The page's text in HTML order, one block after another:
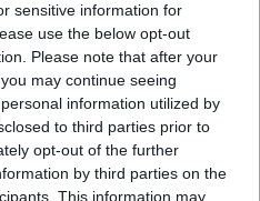
sensitive information for
use the below opt-out
Please note that after your
may continue seeing
information utilized by
to third parties prior to
opt-out of the further
by third parties on the
This information may
πρόσκαιρα αυξημένες.
να εκδηλωθούν το
23 βαθμούς